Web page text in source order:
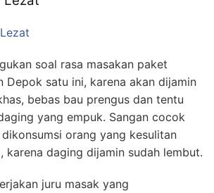
soal rasa masakan paket
Depok satu ini, karena akan dijamin
bebas bau prengus dan tentu
yang empuk. Sangan cocok
orang yang kesulitan
karena daging dijamin sudah lembut.
juru masak yang